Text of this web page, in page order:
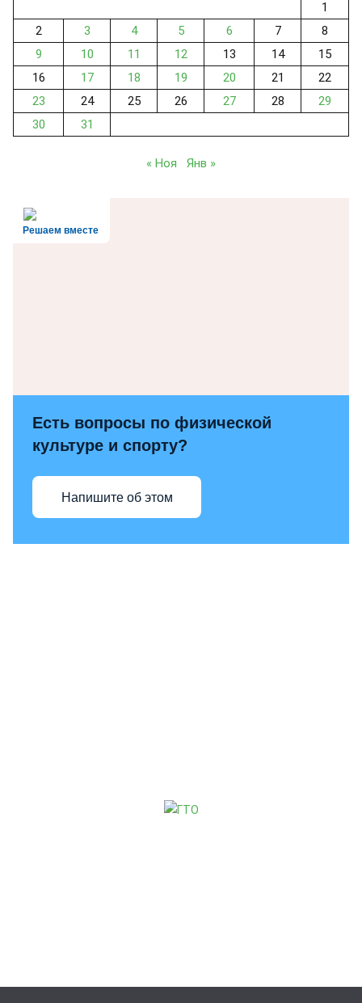
1
2
3 4 5 6 7
8
9
10 11 12 13 14
15
16
17 18 19 20 21
22
23
24 25 26 27 28
29
30
31
« Ноя Янв »
Решаем вместе
Есть вопросы по физической
культуре и спорту?
Напишите об этом